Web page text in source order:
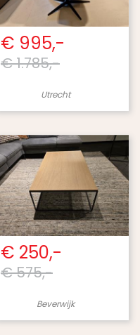
€ 995,-
€ 1.785,-
Utrecht
€ 250,-
€ 575,-
Beverwijk